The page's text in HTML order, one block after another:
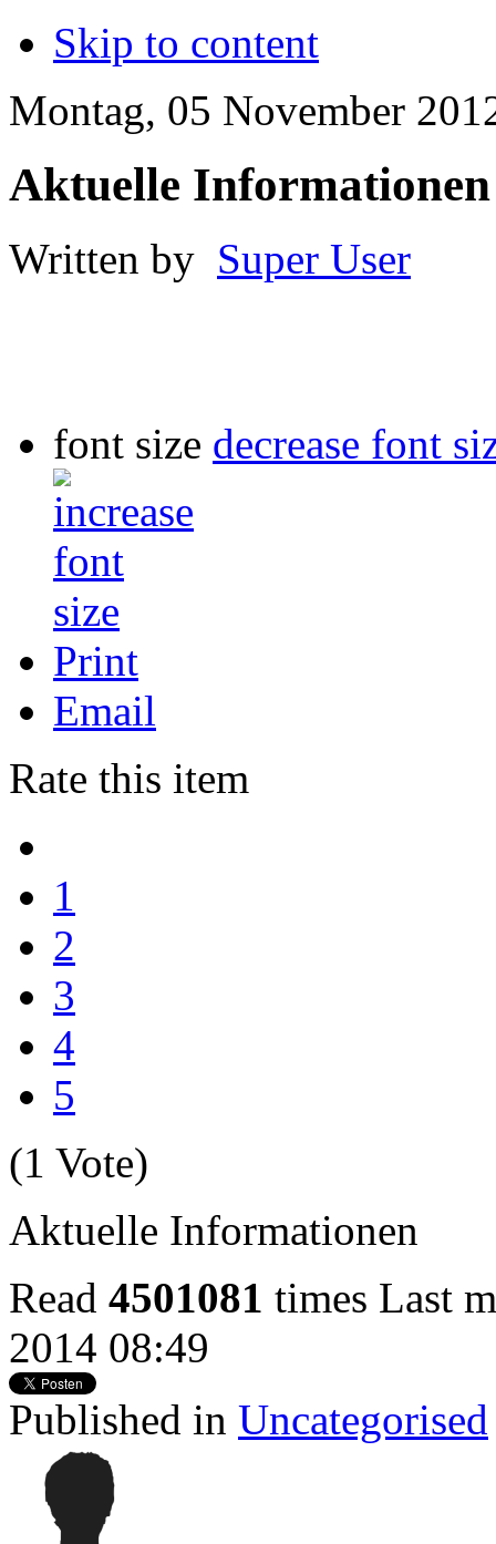
Skip to content
Montag, 05 November
Aktuelle Informationen
Written by Super User
font size decrease font
Print
Email
Rate this item
1
2
3
4
5
(1 Vote)
Aktuelle Informationen
Read 4501081 times Last
2014 08:49
Published in Uncategorised